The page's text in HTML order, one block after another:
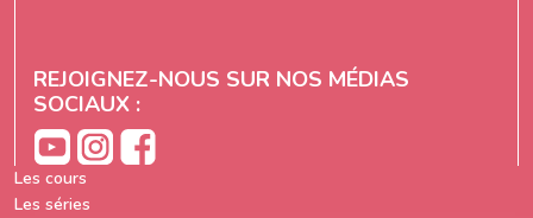
REJOIGNEZ-NOUS SUR NOS MÉDIAS
SOCIAUX :
Les cours
Les séries